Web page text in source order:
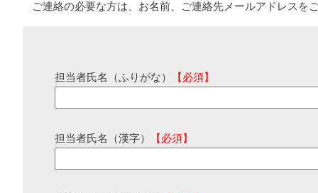
ご連絡の必要な方は、お名前、ご連絡先メールアドレスを
担当者氏名（ふりがな） 【必須】
担当者氏名（漢字） 【必須】